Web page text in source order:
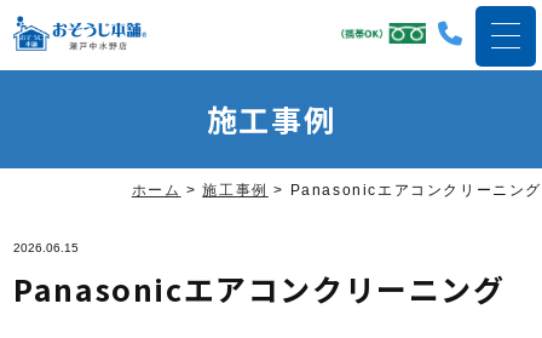
施工事例
ホーム >施工事例 > Panasonicエアコンクリーニング
2026.06.15
Panasonicエアコンクリーニング